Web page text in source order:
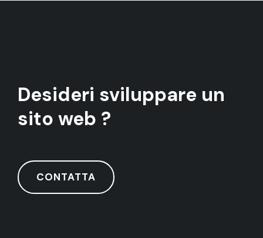
Desideri sviluppare un
sito web ?
CONTATTA